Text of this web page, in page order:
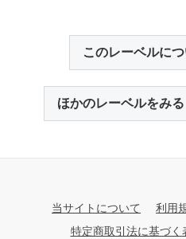
このレーベルに
ほかのレーベルをみ
当サイトについて 利用
特定商取引法に基づく